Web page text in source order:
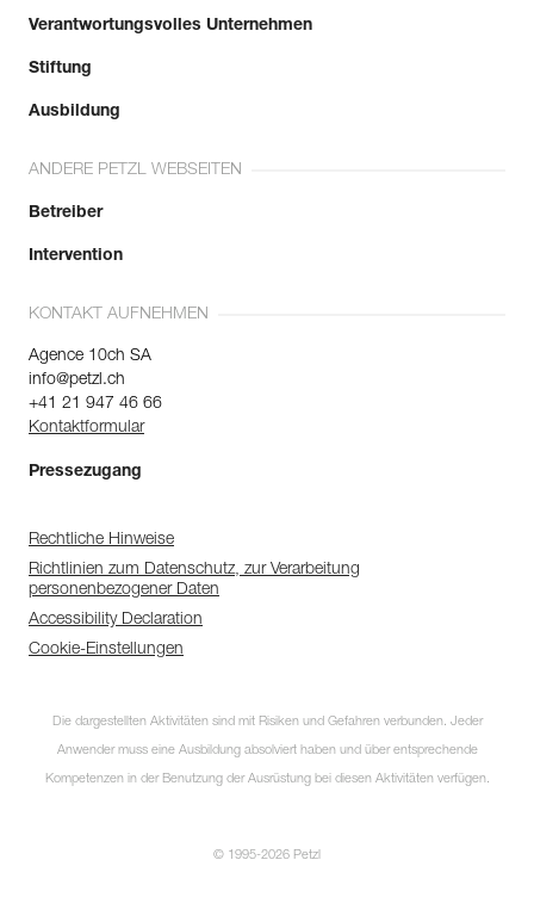
Verantwortungsvolles Unternehmen
Stiftung
Ausbildung
ANDERE PETZL WEBSEITEN
Betreiber
Intervention
KONTAKT AUFNEHMEN
Agence 10ch SA
info@petzl.ch
+41 21 947 46 66
Kontaktformular
Pressezugang
Rechtliche Hinweise
Richtlinien zum Datenschutz, zur Verarbeitung
personenbezogener Daten
Accessibility Declaration
Cookie-Einstellungen
Die dargestellten Aktivitäten sind mit Risiken und Gefahren verbunden. Jeder
Anwender muss eine Ausbildung absolviert haben und über entsprechende
Kompetenzen in der Benutzung der Ausrüstung bei diesen Aktivitäten verfügen.
© 1995-2026 Petzl